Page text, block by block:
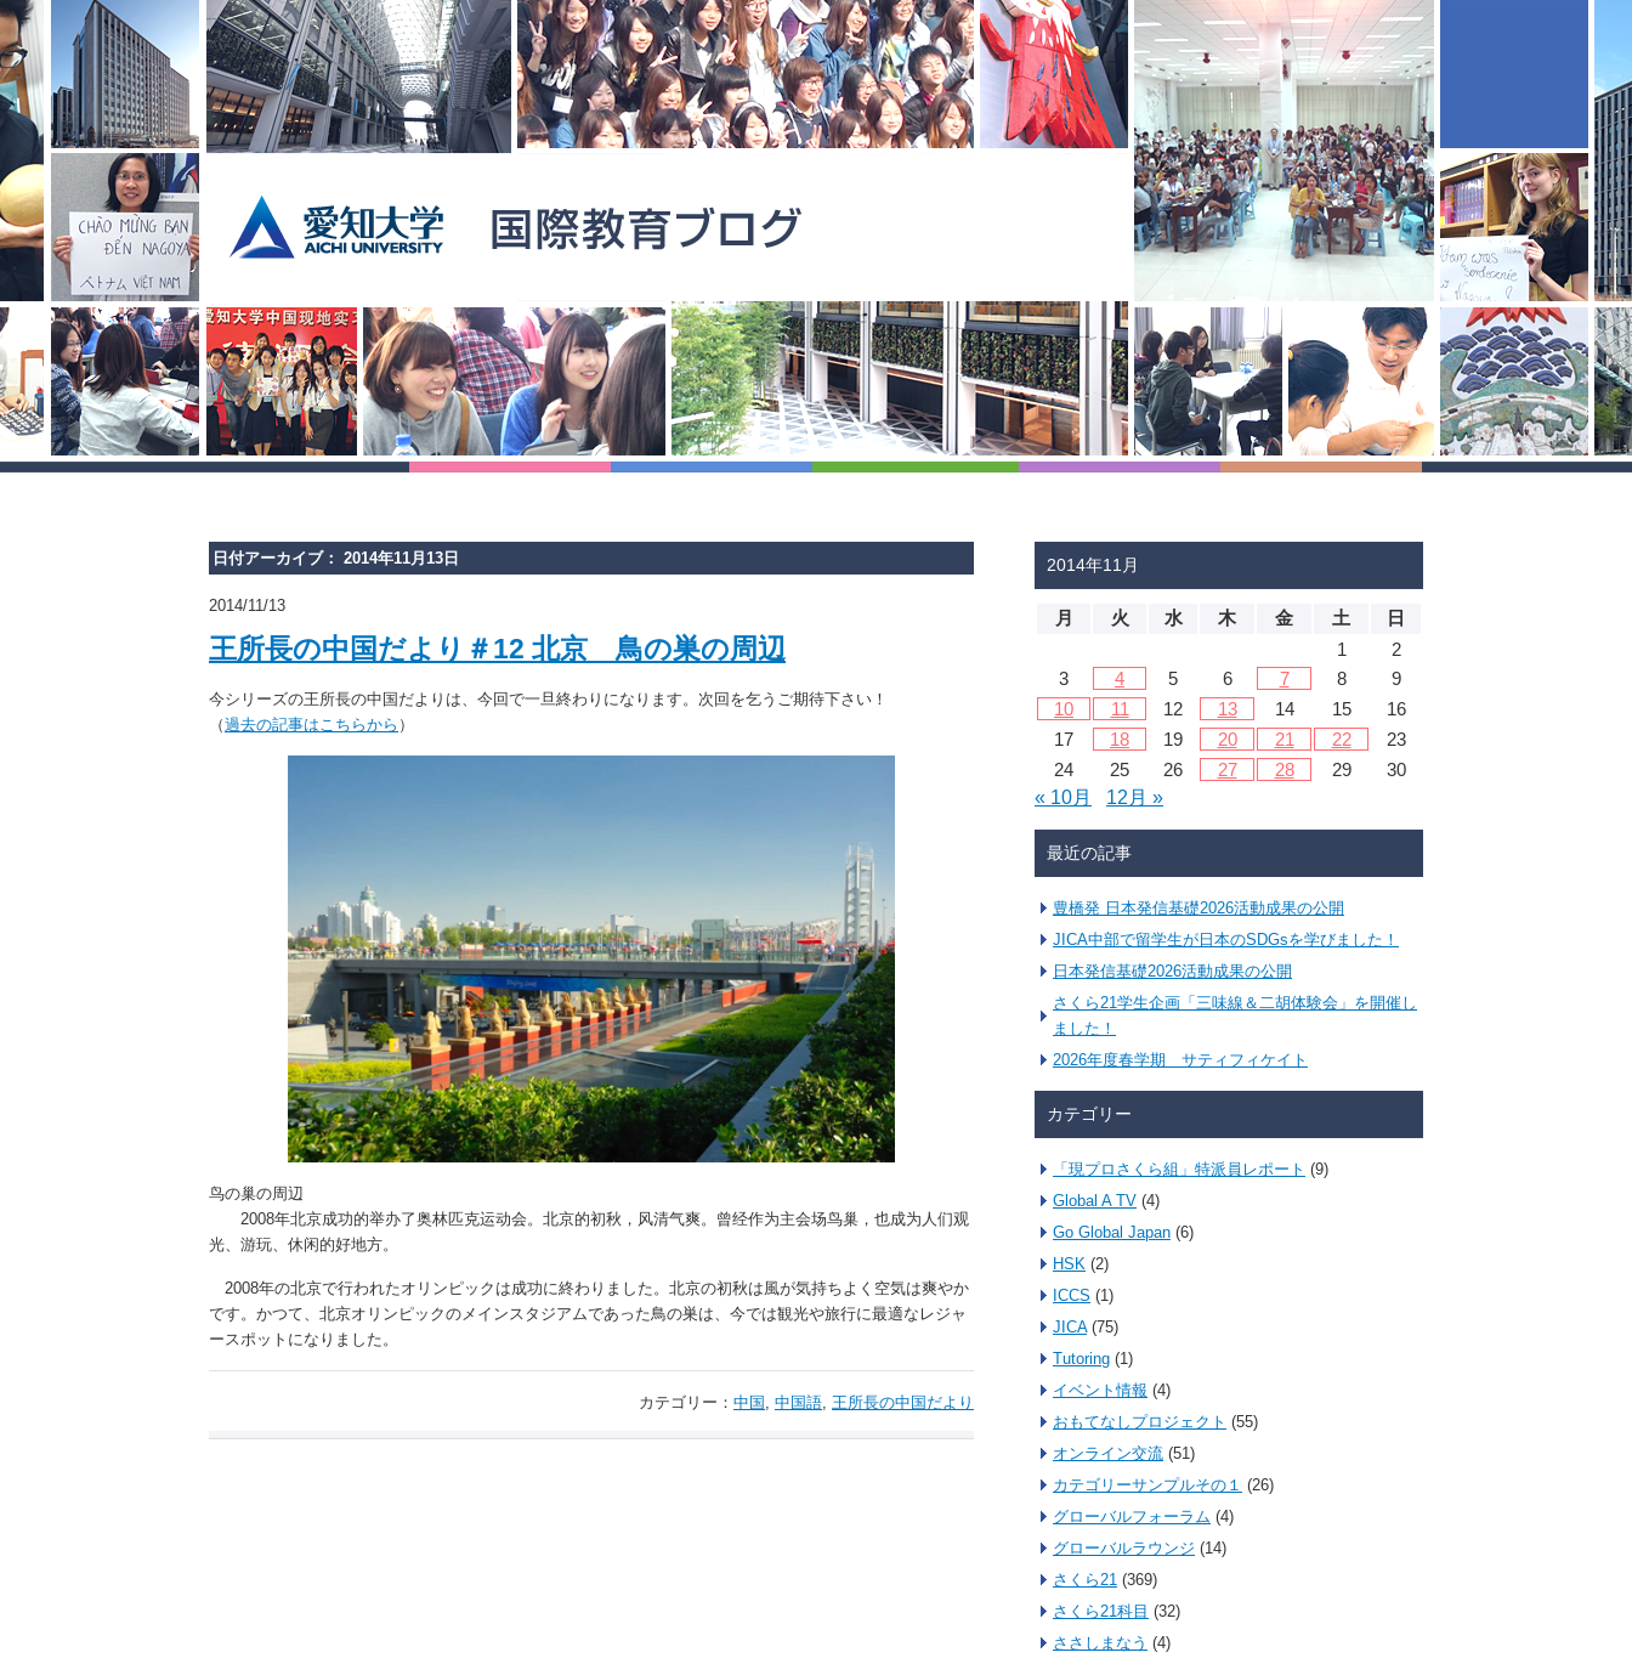
日付アーカイブ： 2014年11月13日
2014/11/13
王所長の中国だより＃12 北京 鳥の巣の周辺
今シリーズの王所長の中国だよりは、今回で一旦終わりになります。次回を乞うご期待下さい！
（過去の記事はこちらから ）
鸟の巢の周辺
2008年北京成功的举办了奥林匹克运动会。北京的初秋，风清气爽。曾经作为主会场鸟巢，也成为人们观
光、游玩、休闲的好地方。
2008年の北京で行われたオリンピックは成功に終わりました。北京の初秋は風が気持ちよく空気は爽やか
です。かつて、北京オリンピックのメインスタジアムであった鳥の巣は、今では観光や旅行に最適なレジャ
ースポットになりました。
カテゴリー： 中国 , 中国語, 王所長の中国だより
2014年11月
月 火 水 木 金 土
日
1
2
3
4 5 6 7 8
9
10
11 12 13 14 15
16
17
18 19 20 21 22
23
24
25 26 27 28 29
30
« 10月
12月 »
最近の記事
豊橋発 日本発信基礎2026活動成果の公開
JICA中部で留学生が日本のSDGsを学びました！
日本発信基礎2026活動成果の公開
さくら21学生企画「三味線＆二胡体験会」を開催し
ました！
2026年度春学期 サティフィケイト
カテゴリー
「現プロさくら組」特派員レポート (9)
Global A TV (4)
Go Global Japan (6)
HSK (2)
ICCS (1)
JICA(75)
Tutoring (1)
イベント情報 (4)
おもてなしプロジェクト (55)
オンライン交流 (51)
カテゴリーサンプルその１ (26)
グローバルフォーラム (4)
グローバルラウンジ (14)
さくら21 (369)
さくら21科目 (32)
ささしまなう (4)